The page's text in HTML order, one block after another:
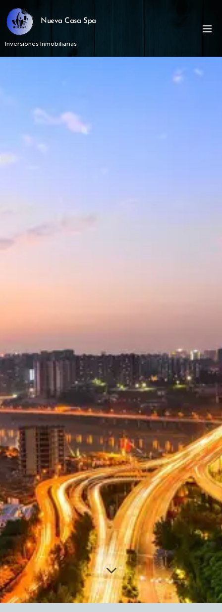
Nueva Casa Spa
Inversiones Inmobiliarias